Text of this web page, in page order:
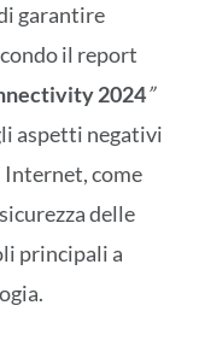
garantire
il report
2024”
aspetti negativi
Internet, come
delle
principali a